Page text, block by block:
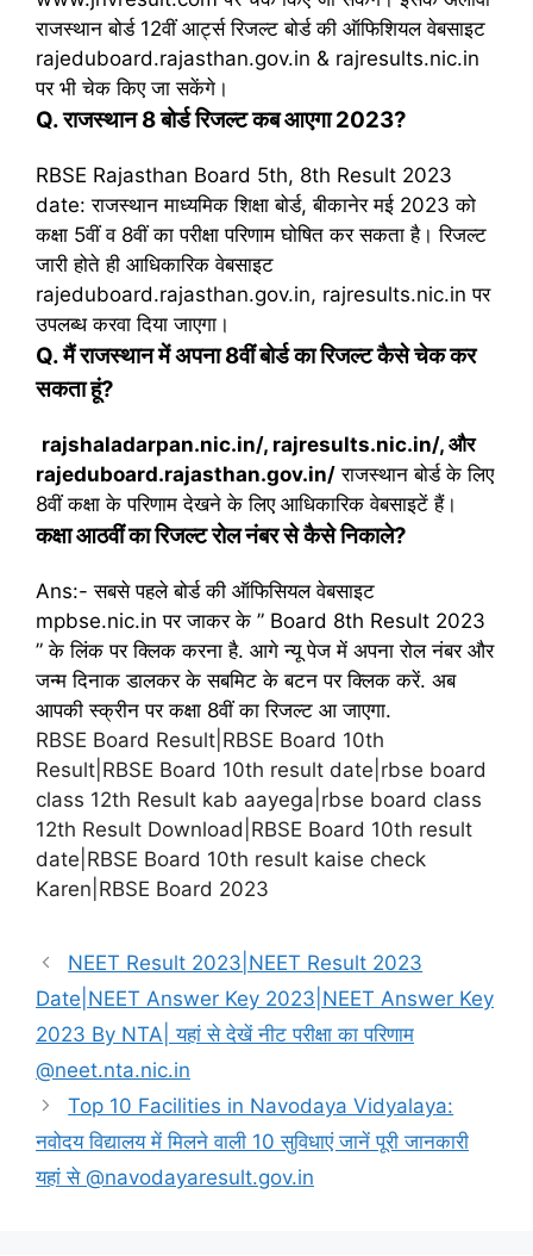
राजस्थान बोर्ड 12वीं आर्ट्स रिजल्ट बोर्ड की ऑफिशियल वेबसाइट
rajeduboard.rajasthan.gov.in & rajresults.nic.in
पर भी चेक किए जा सकेंगे।
Q. राजस्थान 8 बोर्ड रिजल्ट कब आएगा 2023?
RBSE Rajasthan Board 5th, 8th Result 2023
date: राजस्थान माध्यमिक शिक्षा बोर्ड, बीकानेर मई 2023 को
कक्षा 5वीं व 8वीं का परीक्षा परिणाम घोषित कर सकता है। रिजल्ट
जारी होते ही आधिकारिक वेबसाइट
rajeduboard.rajasthan.gov.in, rajresults.nic.in पर
उपलब्ध करवा दिया जाएगा।
Q. मैं राजस्थान में अपना 8वीं बोर्ड का रिजल्ट कैसे चेक कर
सकता हूं?
rajshaladarpan.nic.in/, rajresults.nic.in/, और
rajeduboard.rajasthan.gov.in/ राजस्थान बोर्ड के लिए
8वीं कक्षा के परिणाम देखने के लिए आधिकारिक वेबसाइटें हैं।
कक्षा आठवीं का रिजल्ट रोल नंबर से कैसे निकाले?
Ans:- सबसे पहले बोर्ड की ऑफिसियल वेबसाइट
mpbse.nic.in पर जाकर के ” Board 8th Result 2023
” के लिंक पर क्लिक करना है. आगे न्यू पेज में अपना रोल नंबर और
जन्म दिनाक डालकर के सबमिट के बटन पर क्लिक करें. अब
आपकी स्क्रीन पर कक्षा 8वीं का रिजल्ट आ जाएगा.
RBSE Board Result|RBSE Board 10th
Result|RBSE Board 10th result date|rbse board
class 12th Result kab aayega|rbse board class
12th Result Download|RBSE Board 10th result
date|RBSE Board 10th result kaise check
Karen|RBSE Board 2023
NEET Result 2023|NEET Result 2023
Date|NEET Answer Key 2023|NEET Answer Key
2023 By NTA| यहां से देखें नीट परीक्षा का परिणाम
@neet.nta.nic.in
Top 10 Facilities in Navodaya Vidyalaya:
नवोदय विद्यालय में मिलने वाली 10 सुविधाएं जानें पूरी जानकारी
यहां से @navodayaresult.gov.in